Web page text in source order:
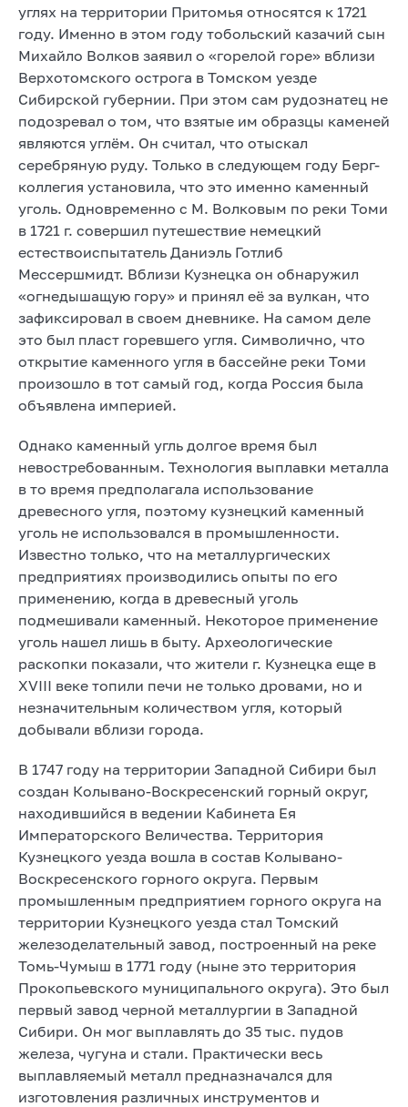
углях на территории Притомья относятся к 1721
году. Именно в этом году тобольский казачий сын
Михайло Волков заявил о «горелой горе» вблизи
Верхотомского острога в Томском уезде
Сибирской губернии. При этом сам рудознатец не
подозревал о том, что взятые им образцы каменей
являются углём. Он считал, что отыскал
серебряную руду. Только в следующем году Берг-
коллегия установила, что это именно каменный
уголь. Одновременно с М. Волковым по реки Томи
в 1721 г. совершил путешествие немецкий
естествоиспытатель Даниэль Готлиб
Мессершмидт. Вблизи Кузнецка он обнаружил
«огнедышащую гору» и принял её за вулкан, что
зафиксировал в своем дневнике. На самом деле
это был пласт горевшего угля. Символично, что
открытие каменного угля в бассейне реки Томи
произошло в тот самый год, когда Россия была
объявлена империей.
Однако каменный угль долгое время был
невостребованным. Технология выплавки металла
в то время предполагала использование
древесного угля, поэтому кузнецкий каменный
уголь не использовался в промышленности.
Известно только, что на металлургических
предприятиях производились опыты по его
применению, когда в древесный уголь
подмешивали каменный. Некоторое применение
уголь нашел лишь в быту. Археологические
раскопки показали, что жители г. Кузнецка еще в
XVIII веке топили печи не только дровами, но и
незначительным количеством угля, который
добывали вблизи города.
В 1747 году на территории Западной Сибири был
создан Колывано-Воскресенский горный округ,
находившийся в ведении Кабинета Ея
Императорского Величества. Территория
Кузнецкого уезда вошла в состав Колывано-
Воскресенского горного округа. Первым
промышленным предприятием горного округа на
территории Кузнецкого уезда стал Томский
железоделательный завод, построенный на реке
Томь-Чумыш в 1771 году (ныне это территория
Прокопьевского муниципального округа). Это был
первый завод черной металлургии в Западной
Сибири. Он мог выплавлять до 35 тыс. пудов
железа, чугуна и стали. Практически весь
выплавляемый металл предназначался для
изготовления различных инструментов и